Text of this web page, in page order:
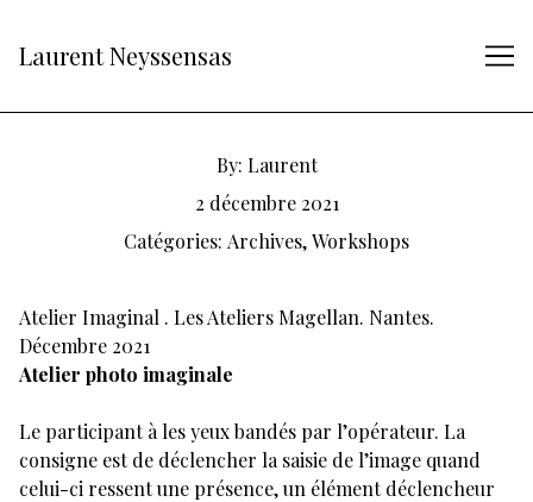
Content
Laurent Neyssensas
By: Laurent
2 décembre 2021
Catégories: Archives,Workshops
Atelier Imaginal . Les Ateliers Magellan. Nantes.
Décembre 2021
Atelier photo imaginale
Le participant à les yeux bandés par l’opérateur. La
consigne est de déclencher la saisie de l’image quand
celui-ci ressent une présence, un élément déclencheur